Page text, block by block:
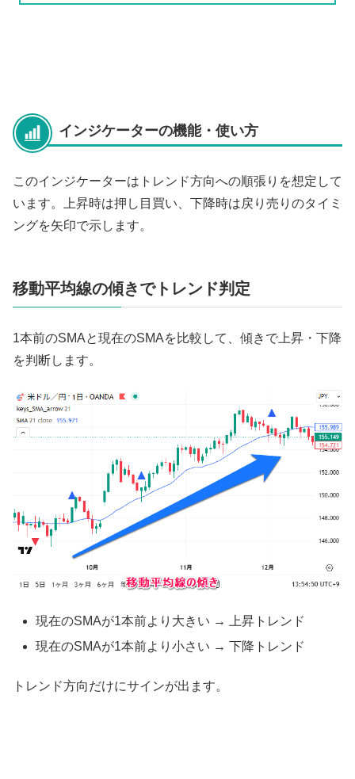
インジケーターの機能・使い方
このインジケーターはトレンド方向への順張りを想定して
います。上昇時は押し目買い、下降時は戻り売りのタイミ
ングを矢印で示します。
移動平均線の傾きでトレンド判定
1本前のSMAと現在のSMAを比較して、傾きで上昇・下降
を判断します。
現在のSMAが1本前より大きい → 上昇トレンド
現在のSMAが1本前より小さい → 下降トレンド
トレンド方向だけにサインが出ます。